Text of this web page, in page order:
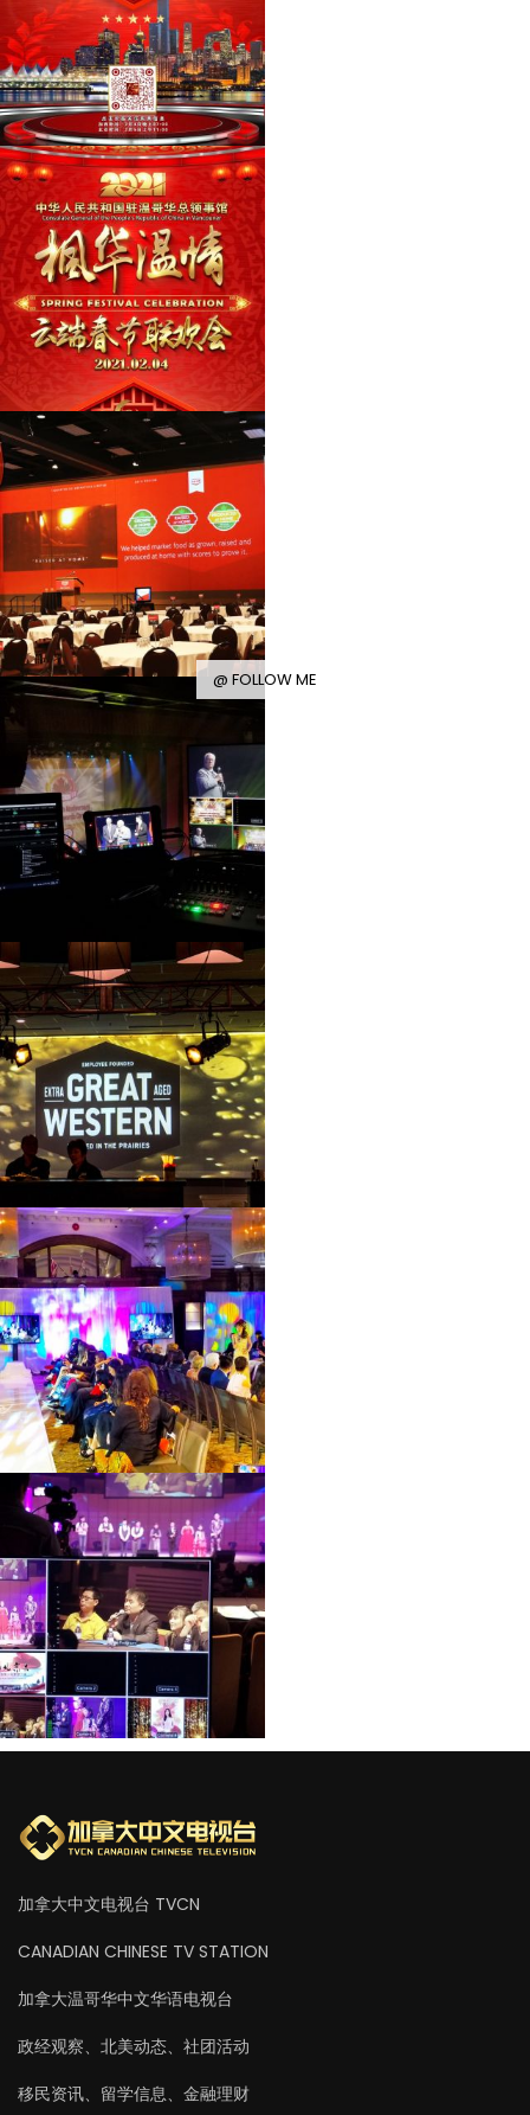
@ FOLLOW ME
加拿大中文电视台 TVCN
CANADIAN CHINESE TV STATION
加拿大温哥华中文华语电视台
政经观察、北美动态、社团活动
移民资讯、留学信息、金融理财